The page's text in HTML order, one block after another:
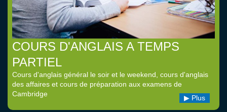
COURS D'ANGLAIS A TEMPS
PARTIEL
Cours d'anglais général le soir et le weekend, cours d'anglais
des affaires et cours de préparation aux examens de
Cambridge
Plus